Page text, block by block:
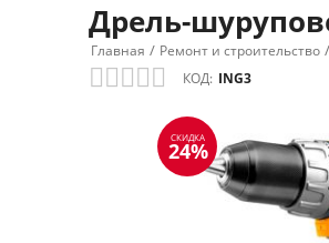
Дрель-
Главная / Ремонт и строительство /
КОД: ING3
СКИДКА
24%